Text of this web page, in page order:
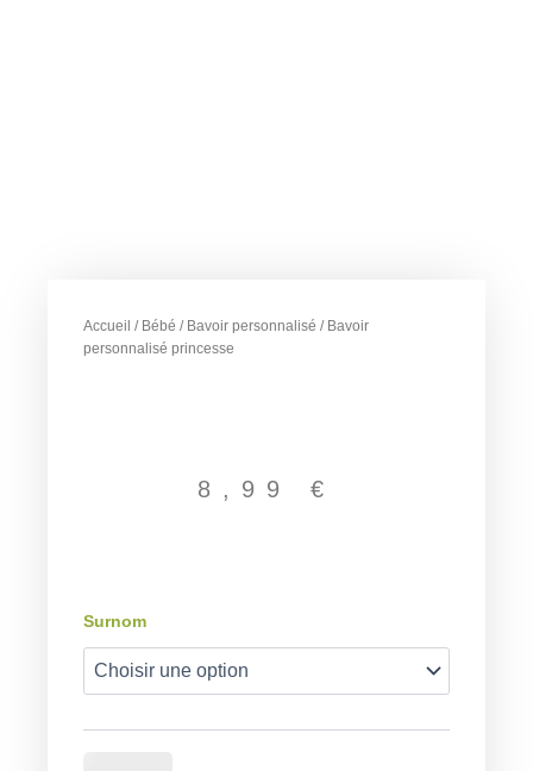
Accueil / Bébé / Bavoir personnalisé / Bavoir
personnalisé princesse
8,99 €
Surnom
quantité
Bavoir